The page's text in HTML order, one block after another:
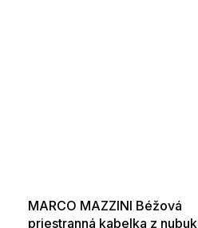
MARCO MAZZINI Béžová
priestranná kabelka z